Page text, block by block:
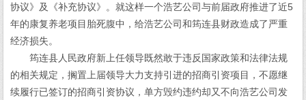
协议》及《补充协议》。就这样一个浩艺公司与前届政府推进了近5
年的康复养老项目胎死腹中，给浩艺公司和筠连县财政造成了严重
经济损失。
筠连县人民政府新上任领导既然敢于违反国家政策和法律法规
的相关规定，搁置上届领导大力支持引进的招商引资项目，不愿继
续履行已签订的招商引资协议，单方毁约违约却又不向浩艺公司发